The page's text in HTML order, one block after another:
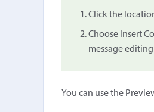
Click the
Choose Insert
message
You can use the